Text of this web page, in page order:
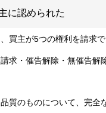
に認められた
買主が5つの権利を請求
求・催告解除・無催告解
質のものについて、完全